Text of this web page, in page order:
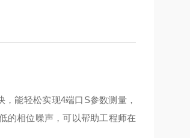
，能轻松实现4端口 S参数测量，
的相位噪声，可以帮助工程师在